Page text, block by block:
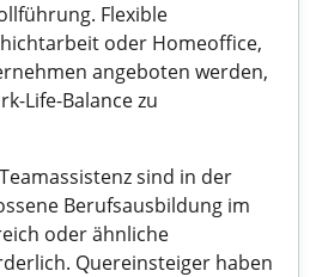
Flexible
oder Homeoffice,
angeboten werden,
Life-Balance zu
sind in der
Berufsausbildung im
oder ähnliche
Quereinsteiger haben